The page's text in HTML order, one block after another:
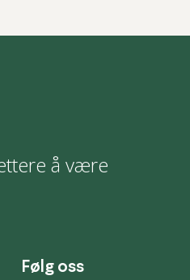
å være
Følg oss